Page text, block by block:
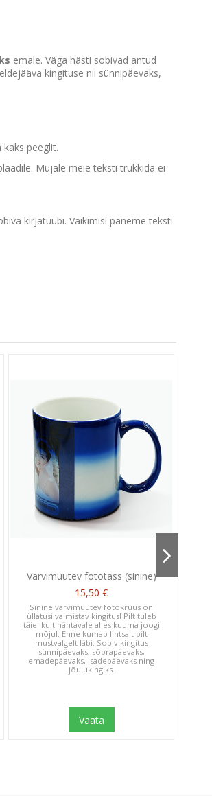
emale. Väga hästi sobivad antud
kingituse nii sünnipäevaks,
peeglit.
Mujale meie teksti trükkida ei
kirjatüübi. Vaikimisi paneme teksti
Published
Was this review helpful?
0
0
Värvimuutev fototass (sinine)
15,50 €
Sinine värvimuutev fotokruus on
üllatusi valmistav kingitus! Pilt tuleb
täielikult nähtavale alles kuuma joogi
mõjul. Enne kumab lihtsalt pilt
mustvalgelt läbi. Sobiv kingitus
sünnipäevaks, sõbrapäevaks,
emadepäevaks, isadepäevaks ning
jõulukingiks.
Vaata